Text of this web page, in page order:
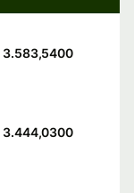
3.583,5400
3.444,0300